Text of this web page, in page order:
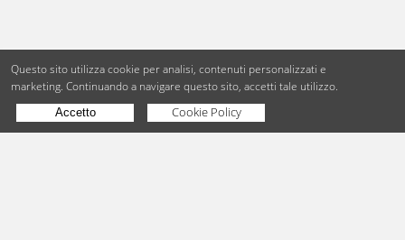
Copyright © BdueB Srl PI 07755110967 Privacy Utilizzo dei cookie
Questo sito utilizza cookie per analisi, contenuti personalizzati e
marketing. Continuando a navigare questo sito, accetti tale utilizzo.
Accetto Cookie Policy